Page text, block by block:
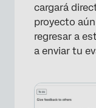
cargará
proyecto
regresar a
a enviar tu